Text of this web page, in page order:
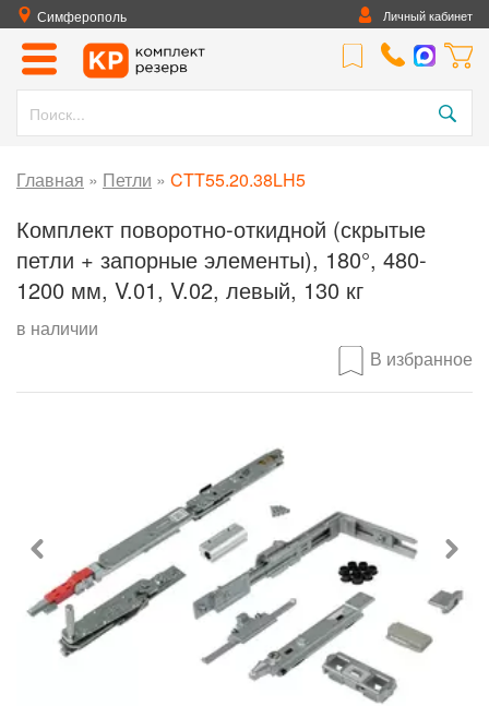
Симферополь Личный кабинет
Главная » Петли » CTT55.20.38LH5
Комплект поворотно-откидной (скрытые
петли + запорные элементы), 180°, 480-
1200 мм, V.01, V.02, левый, 130 кг
в наличии
В избранное